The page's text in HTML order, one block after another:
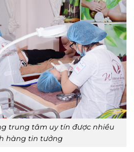
trung tâm uy tín được nhiều
hàng tin tưởng